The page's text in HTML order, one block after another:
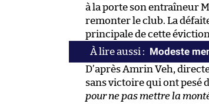
à la porte son entraîneur
remonter le club. La
principale de cette
Modeste
D’après Amrin Veh,
sans victoire qui ont pesé
pour ne pas mettre la